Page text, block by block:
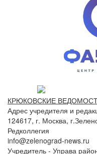
КРЮКОВСКИЕ
Адрес учредителя и
124617, г. Москва,
Редколлегия
info@zelenograd-news.ru
Учредитель - Управа